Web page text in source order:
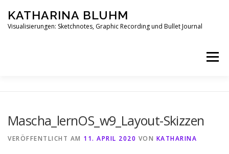
Inhalt
springen
KATHARINA BLUHM
Visualisierungen: Sketchnotes, Graphic Recording und Bullet Journal
Menü
BLOG
Mascha_lernOS_w9_Layout-Skizzen
VERÖFFENTLICHT AM 11. APRIL 2020 VON KATHARINA